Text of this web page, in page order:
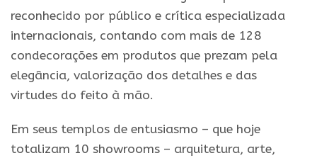
reconhecido por público e crítica especializada
internacionais, contando com mais de 128
condecorações em produtos que prezam pela
elegância, valorização dos detalhes e das
virtudes do feito à mão.
Em seus templos de entusiasmo – que hoje
totalizam 10 showrooms – arquitetura, arte,